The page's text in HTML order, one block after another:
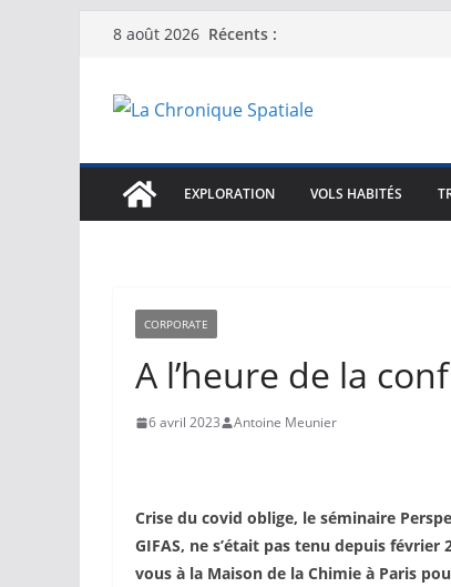
Passer8 août 2026 Récents :
EXPLORATION VOLS HABITÉS
CORPORATE
A l’heure de la
6 avril 2023 Antoine Meunier
Crise du covid oblige, le séminaire
GIFAS, ne s’était pas tenu depuis
vous à la Maison de la Chimie à Paris